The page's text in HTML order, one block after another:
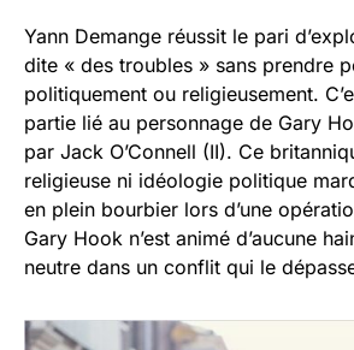
Yann Demange réussit le pari
dite « des troubles » sans prendre
politiquement ou religieusement.
partie lié au personnage de Gary
par Jack O’Connell (II). Ce
religieuse ni idéologie politique
en plein bourbier lors d’une
Gary Hook n’est animé d’aucune
neutre dans un conflit qui le